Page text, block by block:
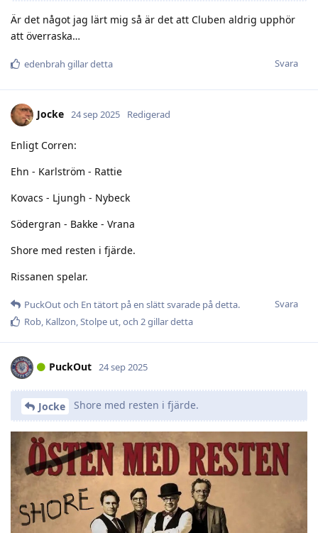
Är det något jag lärt mig så är det att Cluben aldrig upphör
att överraska…
Svara
edenbrah gillar detta
Jocke 24 sep 2025 Redigerad
Enligt Corren:
Ehn - Karlström - Rattie
Kovacs - Ljungh - Nybeck
Södergran - Bakke - Vrana
Shore med resten i fjärde.
Rissanen spelar.
Svara
PuckOutoch En tätort på en slättsvarade på detta.
Rob, Kallzon,Stolpe ut, och 2gillar detta
PuckOut 24 sep 2025
Jocke Shore med resten i fjärde.